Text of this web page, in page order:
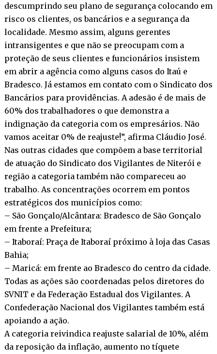
descumprindo seu plano de segurança colocando em
risco os clientes, os bancários e a segurança da
localidade. Mesmo assim, alguns gerentes
intransigentes e que não se preocupam com a
proteção de seus clientes e funcionários insistem
em abrir a agência como alguns casos do Itaú e
Bradesco. Já estamos em contato com o Sindicato dos
Bancários para providências. A adesão é de mais de
60% dos trabalhadores o que demonstra a
indignação da categoria com os empresários. Não
vamos aceitar 0% de reajuste!”, afirma Cláudio José.
Nas outras cidades que compõem a base territorial
de atuação do Sindicato dos Vigilantes de Niterói e
região a categoria também não compareceu ao
trabalho. As concentrações ocorrem em pontos
estratégicos dos municípios como:
– São Gonçalo/Alcântara: Bradesco de São Gonçalo
em frente a Prefeitura;
– Itaboraí: Praça de Itaboraí próximo à loja das Casas
Bahia;
– Maricá: em frente ao Bradesco do centro da cidade.
Todas as ações são coordenadas pelos diretores do
SVNIT e da Federação Estadual dos Vigilantes. A
Confederação Nacional dos Vigilantes também está
apoiando a ação.
A categoria reivindica reajuste salarial de 10%, além
da reposição da inflação, aumento no tíquete